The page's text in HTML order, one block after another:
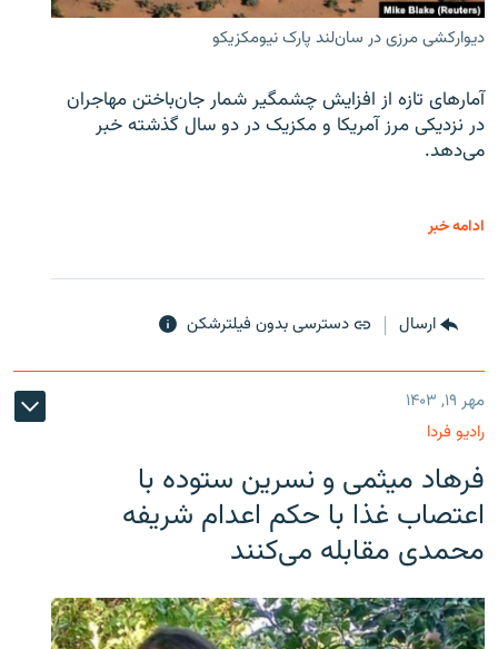
دیوارکشی مرزی در سان‌لند پارک نیومکزیکو
آمارهای تازه از افزایش چشمگیر شمار جان‌باختن مهاجران
در نزدیکی مرز آمریکا و مکزیک در دو سال گذشته خبر
می‌دهد.
ادامه خبر
ارسال دسترسی بدون فیلترشکن
مهر ۱۹, ۱۴۰۳
رادیو فردا
فرهاد میثمی و نسرین ستوده با
اعتصاب غذا با حکم اعدام شریفه
محمدی مقابله می‌کنند